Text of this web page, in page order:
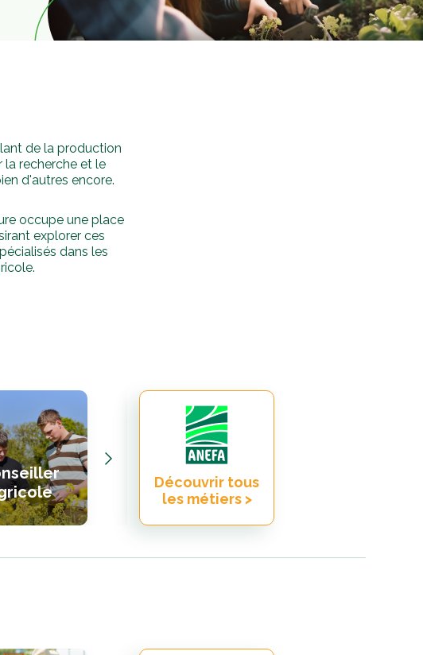
de la production
recherche et le
d'autres encore.
occupe une place
explorer ces
dans les
Vétérinaire
agricole
Découvrir tous
les métiers >